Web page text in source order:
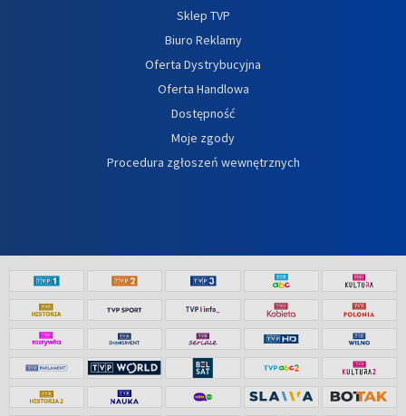
Sklep TVP
Biuro Reklamy
Oferta Dystrybucyjna
Oferta Handlowa
Dostępność
Moje zgody
Procedura zgłoszeń wewnętrznych